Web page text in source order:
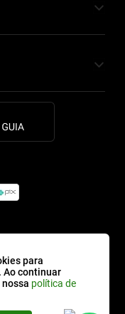
para
Ao continuar
política de